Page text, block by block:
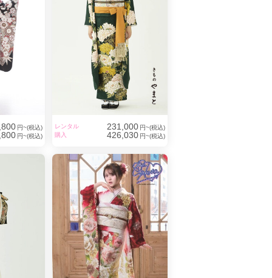
円~(税込)
円~(税込)
レンタル 231,000 円~(税込)
購入
426,030 円~(税込)